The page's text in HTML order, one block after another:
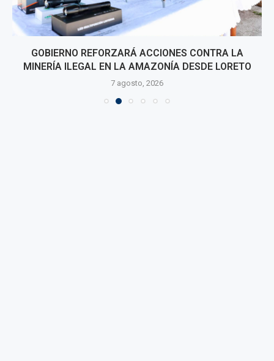
GOBIERNO REFORZARÁ ACCIONES CONTRA LA
MINERÍA ILEGAL EN LA AMAZONÍA DESDE LORETO
7 agosto, 2026